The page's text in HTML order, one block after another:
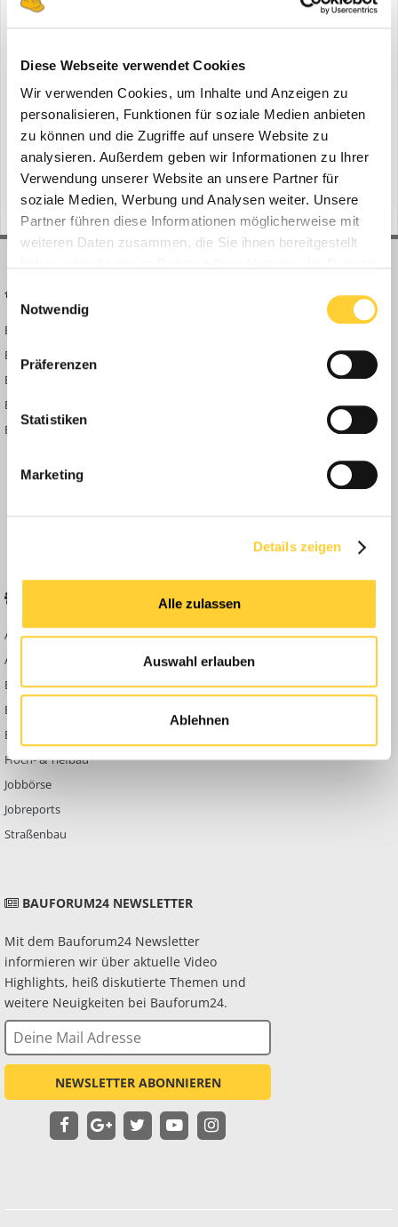
Diese Webseite verwendet Cookies
Wir verwenden Cookies, um Inhalte und Anzeigen zu
personalisieren, Funktionen für soziale Medien anbieten
zu können und die Zugriffe auf unsere Website zu
analysieren. Außerdem geben wir Informationen zu Ihrer
Verwendung unserer Website an unsere Partner für
soziale Medien, Werbung und Analysen weiter. Unsere
Partner führen diese Informationen möglicherweise mit
weiteren Daten zusammen, die Sie ihnen bereitgestellt
Einwilligungsauswahl
Notwendig
Präferenzen
Statistiken
Marketing
Details zeigen
Alle zulassen
Auswahl erlauben
Ablehnen
ein Thema erstellte Bauforum24 inNews aus der
Mailand (Italien) | Waiblingen - Wenn Ende Oktober die 20. Auflage
der STIHL TIMBERSPORTS® Weltmeisterschaften in der Allianz
Cloud Arena in Mailand stattfindet, kommt es zum
Aufeinandertreffen zweier Ausnahmeathleten: Nate Hodges (USA),
amtierender Weltmeister und Weltrekordhalter an der Hot Saw, t...
17. Oktober 2025
stihl stihl timbersports (und 10 weitere)
Bauforum24 News
Bauforum24 TV
BF24 Mediathek
BF24 Fotostrecken
Bauforum Shop
Abbruch
Ausbildung & Beruf
Bau Allgemein
Baumaschinen
Berg- & Tagebau
Hoch- & Tiefbau
Jobbörse
Jobreports
Straßenbau
KONTAKT
Werben auf
Bauforum24
Datenschutzerklärung
BAUFORUM24 NEWSLETTER
Mit dem Bauforum24 Newsletter
informieren wir über aktuelle Video
Highlights, heiß diskutierte Themen und
weitere Neuigkeiten bei Bauforum24.
NEWSLETTER ABONNIEREN